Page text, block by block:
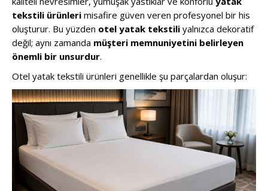
tekstili ürünleri misafire güven veren profesyonel bir his
oluşturur. Bu yüzden otel yatak tekstili yalnızca dekoratif
değil; aynı zamanda müşteri memnuniyetini belirleyen
önemli bir unsurdur.
Otel yatak tekstili ürünleri genellikle şu parçalardan oluşur: